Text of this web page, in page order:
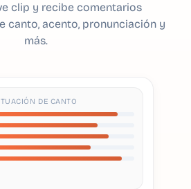
clip y recibe comentarios
canto, acento, pronunciación y
más.
DE CANTO